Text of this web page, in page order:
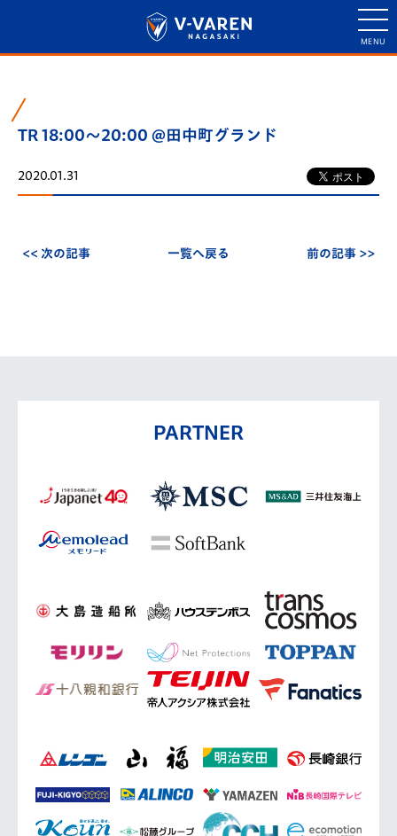
TR 18:00～20:00 @田中町グランド
2020.01.31
<< 次の記事 一覧へ戻る 前の記事 >>
PARTNER